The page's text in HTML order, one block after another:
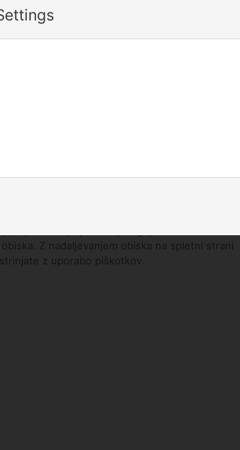
piškotke z namenom, da vam ponudimo boljše
Z nadaljevanjem obiska na spletni strani
z uporabo piškotkov.